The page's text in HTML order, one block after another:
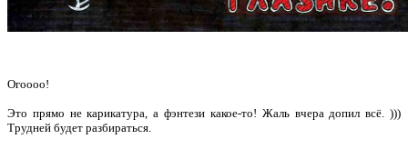
Огоооо!
Это прямо не карикатура, а фэнтези какое-то! Жаль вчера допил всё. )))
Трудней будет разбираться.